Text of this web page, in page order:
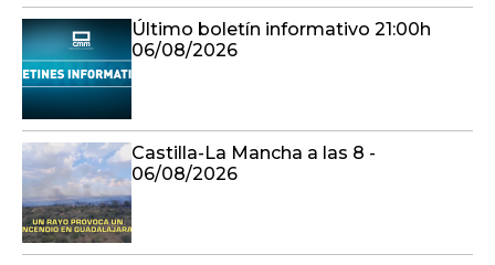
Último boletín informativo 21:00h
06/08/2026
Castilla-La Mancha a las 8 -
06/08/2026